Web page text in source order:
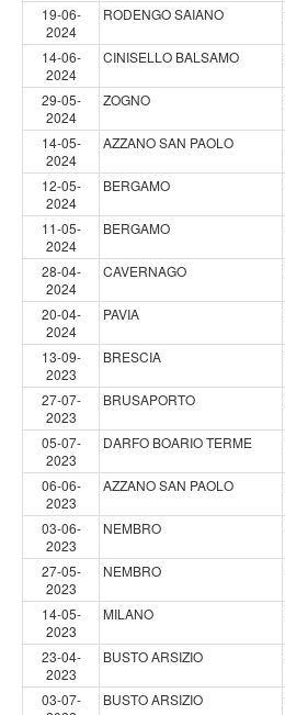
19-06-
2024
RODENGO SAIANO
14-06-
2024
CINISELLO BALSAMO
29-05-
2024
ZOGNO
14-05-
2024
AZZANO SAN PAOLO
12-05-
2024
BERGAMO
11-05-
2024
BERGAMO
28-04-
2024
CAVERNAGO
20-04-
2024
PAVIA
13-09-
2023
BRESCIA
27-07-
2023
BRUSAPORTO
05-07-
2023
DARFO BOARIO TERME
06-06-
2023
AZZANO SAN PAOLO
03-06-
2023
NEMBRO
27-05-
2023
NEMBRO
14-05-
2023
MILANO
23-04-
2023
BUSTO ARSIZIO
03-07-
BUSTO ARSIZIO